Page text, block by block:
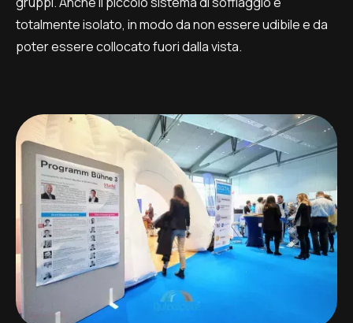
totalmente isolato, in modo da non essere udibile e da
poter essere collocato fuori dalla vista.